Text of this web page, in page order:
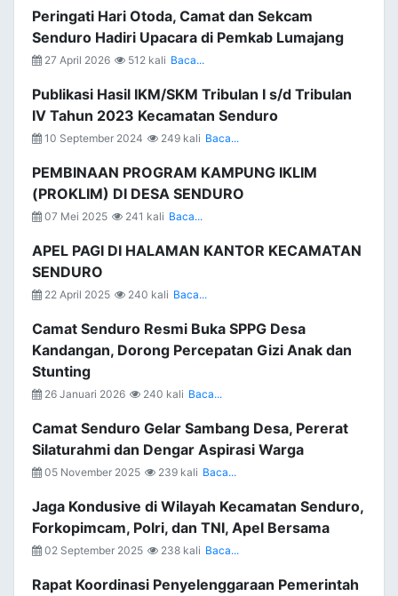
Peringati Hari Otoda, Camat dan Sekcam
Senduro Hadiri Upacara di Pemkab Lumajang
27 April 2026 512 kali Baca...
Publikasi Hasil IKM/SKM Tribulan I s/d Tribulan
IV Tahun 2023 Kecamatan Senduro
10 September 2024 249 kali Baca...
PEMBINAAN PROGRAM KAMPUNG IKLIM
(PROKLIM) DI DESA SENDURO
07 Mei 2025 241 kali Baca...
APEL PAGI DI HALAMAN KANTOR KECAMATAN
SENDURO
22 April 2025 240 kali Baca...
Camat Senduro Resmi Buka SPPG Desa
Kandangan, Dorong Percepatan Gizi Anak dan
Stunting
26 Januari 2026 240 kali Baca...
Camat Senduro Gelar Sambang Desa, Pererat
Silaturahmi dan Dengar Aspirasi Warga
05 November 2025 239 kali Baca...
Jaga Kondusive di Wilayah Kecamatan Senduro,
Forkopimcam, Polri, dan TNI, Apel Bersama
02 September 2025 238 kali Baca...
Rapat Koordinasi Penyelenggaraan Pemerintah